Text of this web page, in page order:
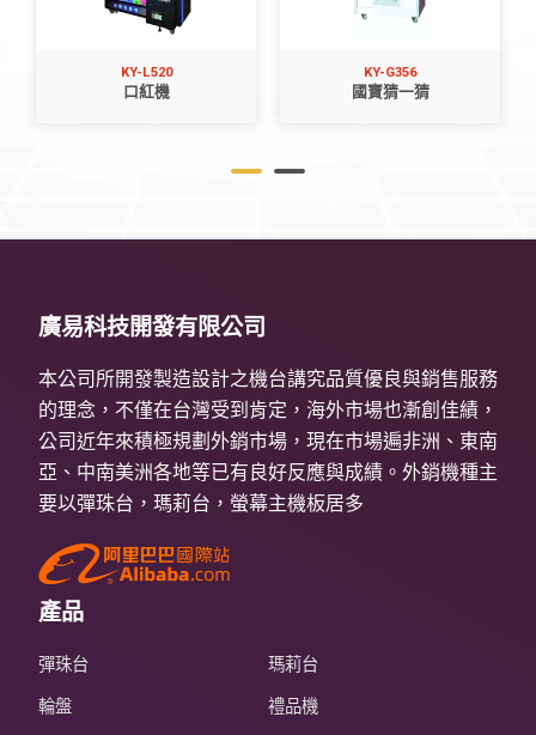
KY-L520
口紅機
KY-G356
國寶猜一猜
廣易科技開發有限公司
本公司所開發製造設計之機台講究品質優良與銷售服務
的理念，不僅在台灣受到肯定，海外市場也漸創佳績，
公司近年來積極規劃外銷市場，現在市場遍非洲、東南
亞、中南美洲各地等已有良好反應與成績。外銷機種主
要以彈珠台，瑪莉台，螢幕主機板居多
產品
彈珠台
瑪莉台
輪盤
禮品機